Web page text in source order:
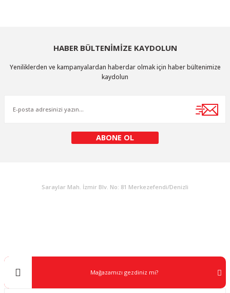
HABER BÜLTENİMİZE KAYDOLUN
Yeniliklerden ve kampanyalardan haberdar olmak için haber bültenimize
kaydolun
ABONE OL
Saraylar Mah. İzmir Blv. No: 81 Merkezefendi/Denizli
Mağazamızı gezdiniz mi?